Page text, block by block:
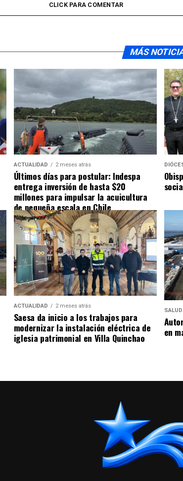
CLICK PARA COMENTAR
MÁS
ACTUALIDAD 2 meses atrás
Últimos días para postular: Indespa
entrega inversión de hasta $20
millones para impulsar la acuicultura
de pequeña escala en Chile
ACTUALIDAD 2 meses atrás
Saesa da inicio a los trabajos para
modernizar la instalación eléctrica de
iglesia patrimonial en Villa Quinchao
SALUD
en